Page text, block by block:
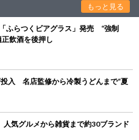
もっと見る
ふらつくビアグラス」発売 “強制
飲酒を後押し
入 名店監修から冷製うどんまで“夏
気グルメから雑貨まで約30ブランド